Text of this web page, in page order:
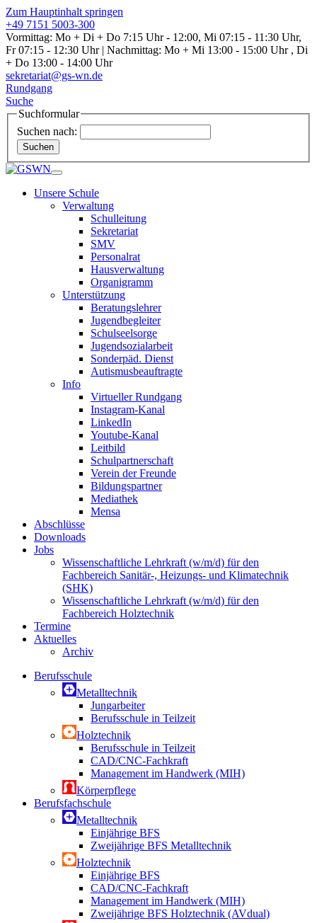
Zum Hauptinhalt springen
+49 7151 5003-300
Vormittag: Mo + Di + Do 7:15 Uhr - 12:00, Mi 07:15 - 11:30 Uhr,
Fr 07:15 - 12:30 Uhr | Nachmittag: Mo + Mi 13:00 - 15:00 Uhr , Di
+ Do 13:00 - 14:00 Uhr
sekretariat@gs-wn.de
Rundgang
Suche
Suchformular
Suchen nach:
Suchen
Unsere Schule
Verwaltung
Schulleitung
Sekretariat
SMV
Personalrat
Hausverwaltung
Organigramm
Unterstützung
Beratungslehrer
Jugendbegleiter
Schulseelsorge
Jugendsozialarbeit
Sonderpäd. Dienst
Autismusbeauftragte
Info
Virtueller Rundgang
Instagram-Kanal
LinkedIn
Youtube-Kanal
Leitbild
Schulpartnerschaft
Verein der Freunde
Bildungspartner
Mediathek
Mensa
Abschlüsse
Downloads
Jobs
Wissenschaftliche Lehrkraft (w/m/d) für den
Fachbereich Sanitär-, Heizungs- und Klimatechnik
(SHK)
Wissenschaftliche Lehrkraft (w/m/d) für den
Fachbereich Holztechnik
Termine
Aktuelles
Archiv
Berufsschule
Metalltechnik
Jungarbeiter
Berufsschule in Teilzeit
Holztechnik
Berufsschule in Teilzeit
CAD/CNC-Fachkraft
Management im Handwerk (MIH)
Körperpflege
Berufsfachschule
Metalltechnik
Einjährige BFS
Zweijährige BFS Metalltechnik
Holztechnik
Einjährige BFS
CAD/CNC-Fachkraft
Management im Handwerk (MIH)
Zweijährige BFS Holztechnik (AVdual)